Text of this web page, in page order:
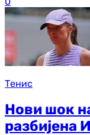
Тенис
Нови шок
разбијена